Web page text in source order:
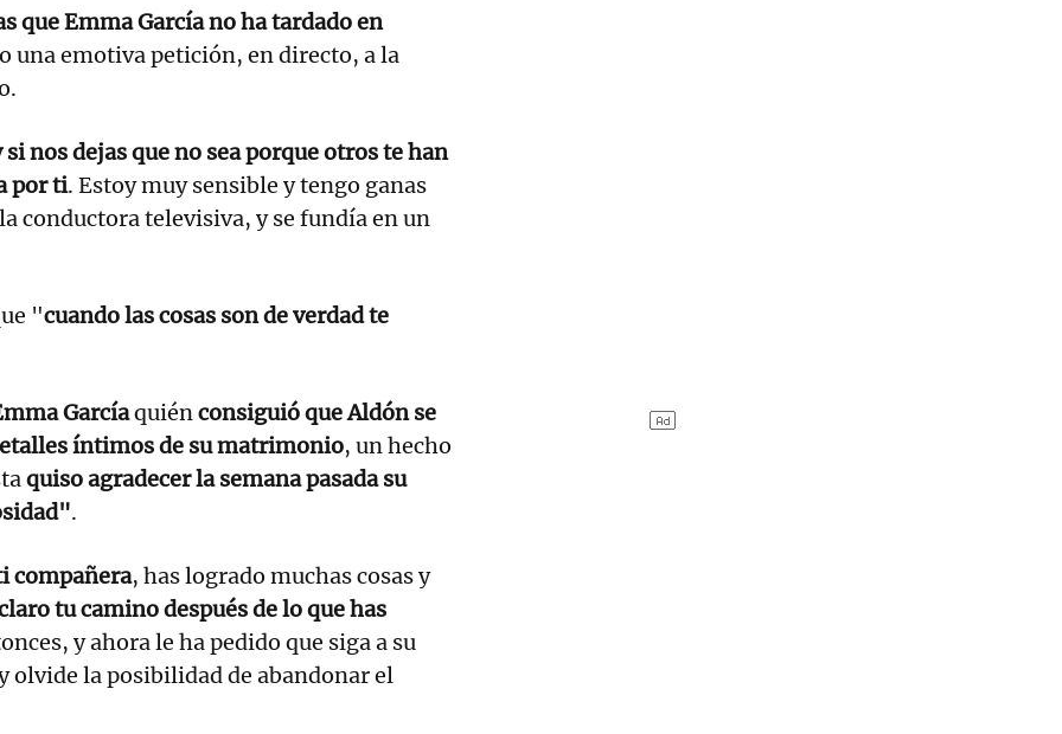
que Emma García no ha tardado en
una emotiva petición, en directo, a la
nos dejas que no sea porque otros te han
por ti. Estoy muy sensible y tengo ganas
conductora televisiva, y se fundía en un
"cuando las cosas son de verdad te
Garcíaquiénconsiguió que Aldón se
íntimos de su matrimonio, un hecho
quiso agradecer la semana pasada su
.
compañera, has logrado muchas cosas y
tu camino después de lo que has
y ahora le ha pedido que siga a su
olvide la posibilidad de abandonar el